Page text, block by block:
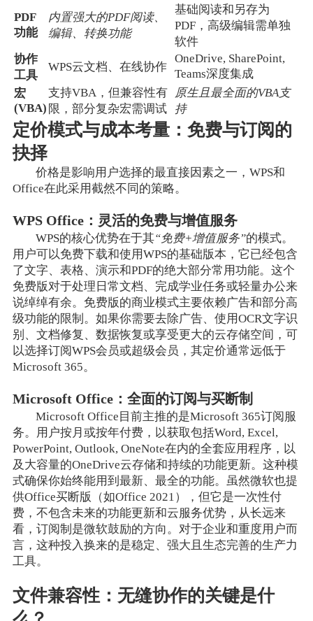
PDF
功能
内置强大的PDF阅读、
编辑、转换功能
基础阅读和另存为
PDF，高级编辑需单独
软件
协作
工具
WPS云文档、在线协作
OneDrive, SharePoint,
Teams深度集成
宏
(VBA)
支持VBA，但兼容性有
限，部分复杂宏需调试
原生且最全面的VBA支
持
定价模式与成本考量：免费与订阅的
抉择
价格是影响用户选择的最直接因素之一，WPS和
Office在此采用截然不同的策略。
WPS Office：灵活的免费与增值服务
WPS的核心优势在于其“免费+增值服务”的模式。
用户可以免费下载和使用WPS的基础版本，它已经包含
了文字、表格、演示和PDF的绝大部分常用功能。这个
免费版对于处理日常文档、完成学业任务或轻量办公来
说绰绰有余。免费版的商业模式主要依赖广告和部分高
级功能的限制。如果你需要去除广告、使用OCR文字识
别、文档修复、数据恢复或享受更大的云存储空间，可
以选择订阅WPS会员或超级会员，其定价通常远低于
Microsoft 365。
Microsoft Office：全面的订阅与买断制
Microsoft Office目前主推的是Microsoft 365订阅服
务。用户按月或按年付费，以获取包括Word, Excel,
PowerPoint, Outlook, OneNote在内的全套应用程序，以
及大容量的OneDrive云存储和持续的功能更新。这种模
式确保你始终能用到最新、最全的功能。虽然微软也提
供Office买断版（如Office 2021），但它是一次性付
费，不包含未来的功能更新和云服务优势，从长远来
看，订阅制是微软鼓励的方向。对于企业和重度用户而
言，这种投入换来的是稳定、强大且生态完善的生产力
工具。
文件兼容性：无缝协作的关键是什